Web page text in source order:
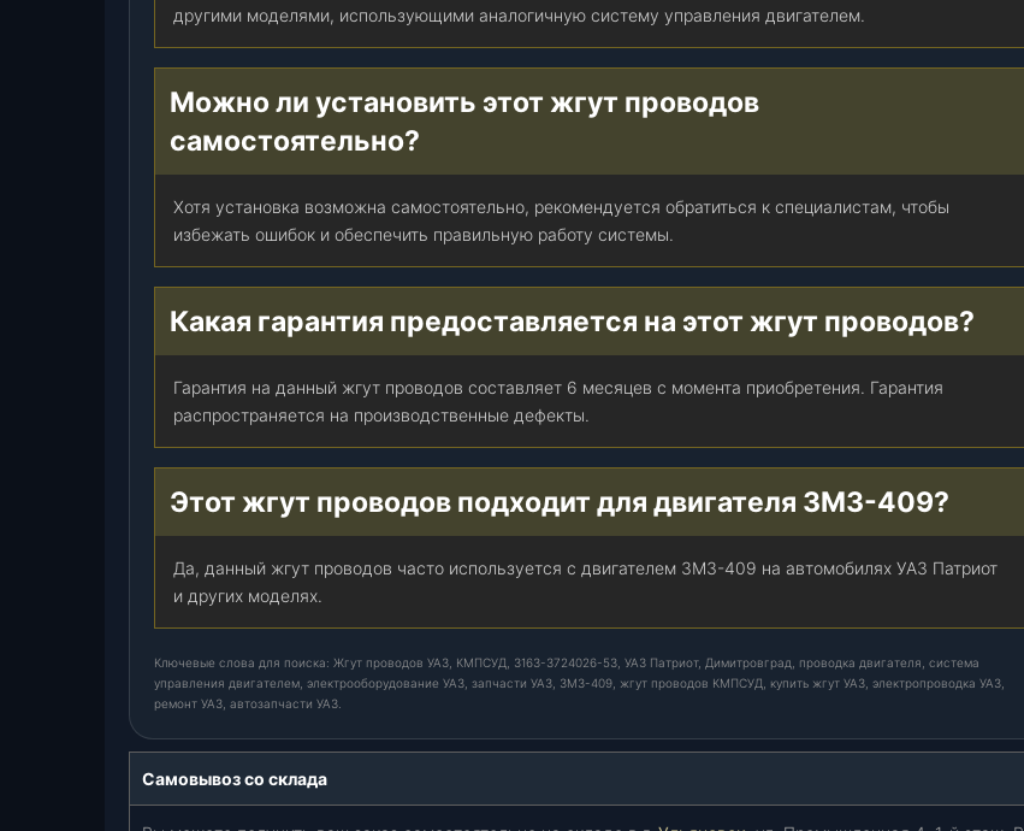
другими моделями, использующими аналогичную систему управления двигателем.
Можно ли установить этот жгут проводов
самостоятельно?
Хотя установка возможна самостоятельно, рекомендуется обратиться к специалистам, чтобы
избежать ошибок и обеспечить правильную работу системы.
Какая гарантия предоставляется на этот жгут проводов?
Гарантия на данный жгут проводов составляет 6 месяцев с момента приобретения. Гарантия
распространяется на производственные дефекты.
Этот жгут проводов подходит для двигателя ЗМЗ-409?
Да, данный жгут проводов часто используется с двигателем ЗМЗ-409 на автомобилях УАЗ Патриот
и других моделях.
Ключевые слова для поиска: Жгут проводов УАЗ, КМПСУД, 3163-3724026-53, УАЗ Патриот, Димитровград, проводка двигателя, система
управления двигателем, электрооборудование УАЗ, запчасти УАЗ, ЗМЗ-409, жгут проводов КМПСУД, купить жгут УАЗ, электропроводка УАЗ,
ремонт УАЗ, автозапчасти УАЗ.
Самовывоз со склада